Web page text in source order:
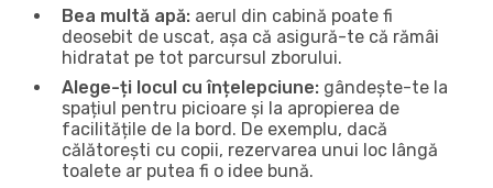
Bea multă apă: aerul din cabină poate fi
deosebit de uscat, așa că asigură-te că rămâi
hidratat pe tot parcursul zborului.
Alege-ți locul cu înțelepciune: gândește-te la
spațiul pentru picioare și la apropierea de
facilitățile de la bord. De exemplu, dacă
călătorești cu copii, rezervarea unui loc lângă
toalete ar putea fi o idee bună.